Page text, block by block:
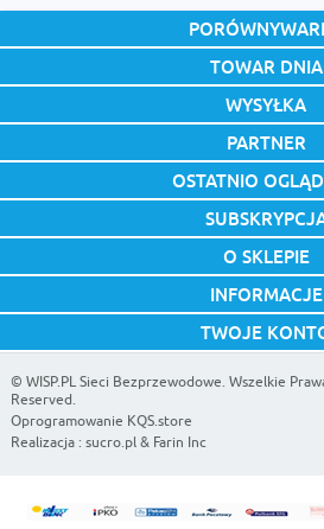
TOWAR DNIA
WYSYŁKA
PARTNER
OSTATNIO
O SKLEPIE
INFORMACJE
TWOJE
© WISP.PL Sieci Bezprzewodowe. Wszelkie
Reserved.
Oprogramowanie KQS.store
Realizacja : sucro.pl& Farin Inc